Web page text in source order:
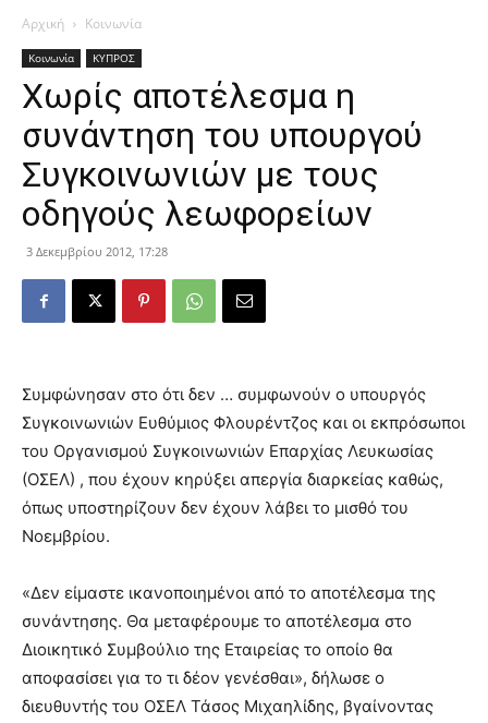
Αρχική Κοινωνία
Κοινωνία ΚΥΠΡΟΣ
Χωρίς αποτέλεσμα η
συνάντηση του υπουργού
Συγκοινωνιών με τους
οδηγούς λεωφορείων
3 Δεκεμβρίου 2012, 17:28
Συμφώνησαν στο ότι δεν … συμφωνούν ο υπουργός
Συγκοινωνιών Ευθύμιος Φλουρέντζος και οι εκπρόσωποι
του Οργανισμού Συγκοινωνιών Επαρχίας Λευκωσίας
(ΟΣΕΛ) , που έχουν κηρύξει απεργία διαρκείας καθώς,
όπως υποστηρίζουν δεν έχουν λάβει το μισθό του
Νοεμβρίου.
«Δεν είμαστε ικανοποιημένοι από το αποτέλεσμα της
συνάντησης. Θα μεταφέρουμε το αποτέλεσμα στο
Διοικητικό Συμβούλιο της Εταιρείας το οποίο θα
αποφασίσει για το τι δέον γενέσθαι», δήλωσε ο
διευθυντής του ΟΣΕΛ Τάσος Μιχαηλίδης, βγαίνοντας